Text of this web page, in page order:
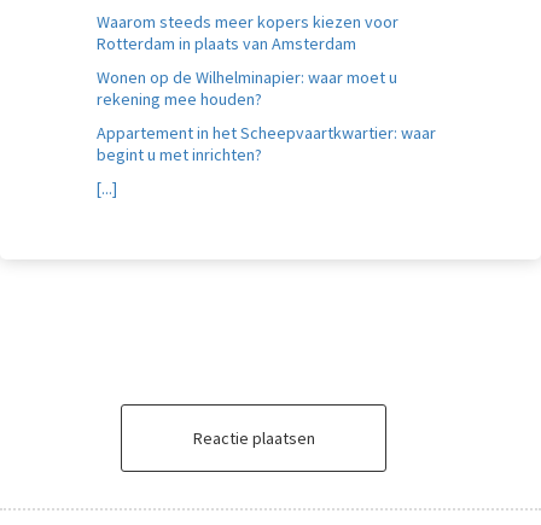
Waarom steeds meer kopers kiezen voor
Rotterdam in plaats van Amsterdam
Wonen op de Wilhelminapier: waar moet u
rekening mee houden?
Appartement in het Scheepvaartkwartier: waar
begint u met inrichten?
[...]
Reactie plaatsen